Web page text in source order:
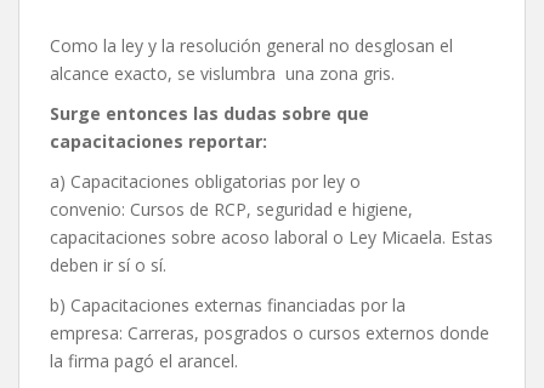
Como la ley y la resolución general no desglosan el
alcance exacto, se vislumbra una zona gris.
Surge entonces las dudas sobre que
capacitaciones reportar:
a) Capacitaciones obligatorias por ley o
convenio: Cursos de RCP, seguridad e higiene,
capacitaciones sobre acoso laboral o Ley Micaela. Estas
deben ir sí o sí.
b) Capacitaciones externas financiadas por la
empresa: Carreras, posgrados o cursos externos donde
la firma pagó el arancel.